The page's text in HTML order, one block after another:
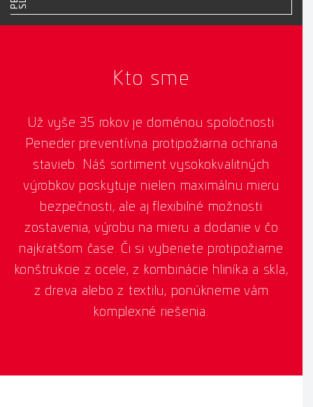
Kto sme
Už vyše 35 rokov je doménou spoločnosti
Peneder preventívna protipožiarna ochrana
stavieb. Náš sortiment vysokokvalitných
výrobkov poskytuje nielen maximálnu mieru
bezpečnosti, ale aj flexibilné možnosti
zostavenia, výrobu na mieru a dodanie v čo
najkratšom čase. Či si vyberiete protipožiarne
konštrukcie z ocele, z kombinácie hliníka a skla,
z dreva alebo z textilu, ponúkneme vám
komplexné riešenia.